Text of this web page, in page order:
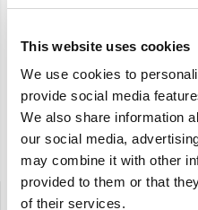
This website uses cookies
We use cookies to
provide social media
We also share information
our social media,
may combine it with other
provided to them or that
of their services.
OE referentie
Gerelateerde artikelen